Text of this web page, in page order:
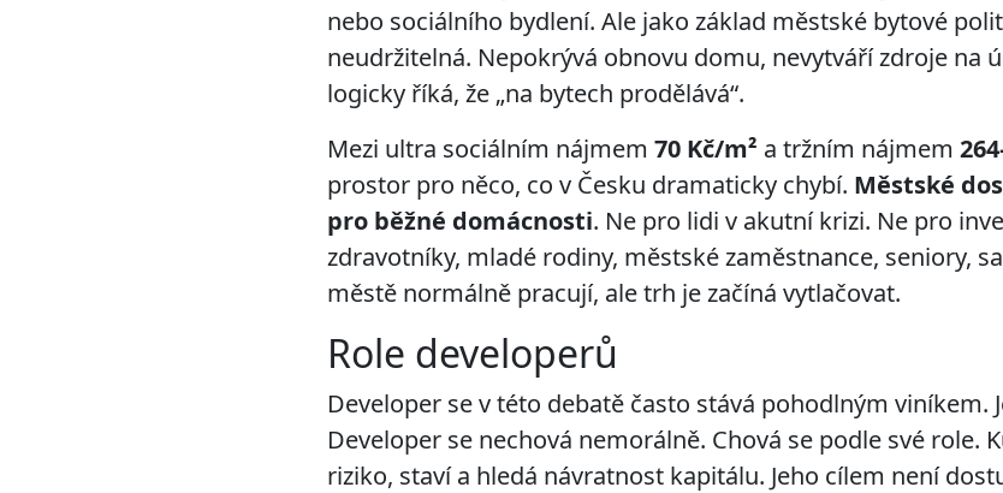
nebo sociálního bydlení. Ale jako základ městské bytové
neudržitelná. Nepokrývá obnovu domu, nevytváří zdroje na
logicky říká, že „na bytech prodělává“.
Mezi ultra sociálním nájmem 70 Kč/m² a tržním nájmem
prostor pro něco, co v Česku dramaticky chybí. Městské
pro běžné domácnosti. Ne pro lidi v akutní krizi. Ne pro
zdravotníky, mladé rodiny, městské zaměstnance, seniory,
městě normálně pracují, ale trh je začíná vytlačovat.
Role developerů
Developer se v této debatě často stává pohodlným viníkem.
Developer se nechová nemorálně. Chová se podle své role.
riziko, staví a hledá návratnost kapitálu. Jeho cílem není